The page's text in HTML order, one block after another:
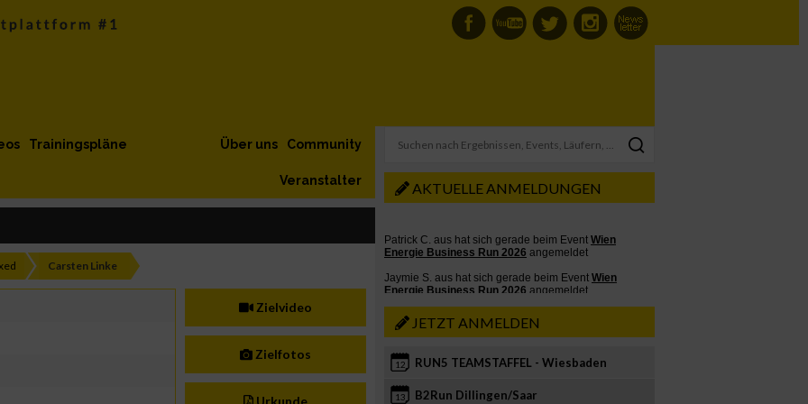
Trainingspläne Community
Über uns
Veranstalter
Carsten Linke
Zielvideo
Zielfotos
Urkunde
AKTUELLE ANMELDUNGEN
JETZT ANMELDEN
12 RUN5 TEAMSTAFFEL - Wiesbaden
13 B2Run Dillingen/Saar